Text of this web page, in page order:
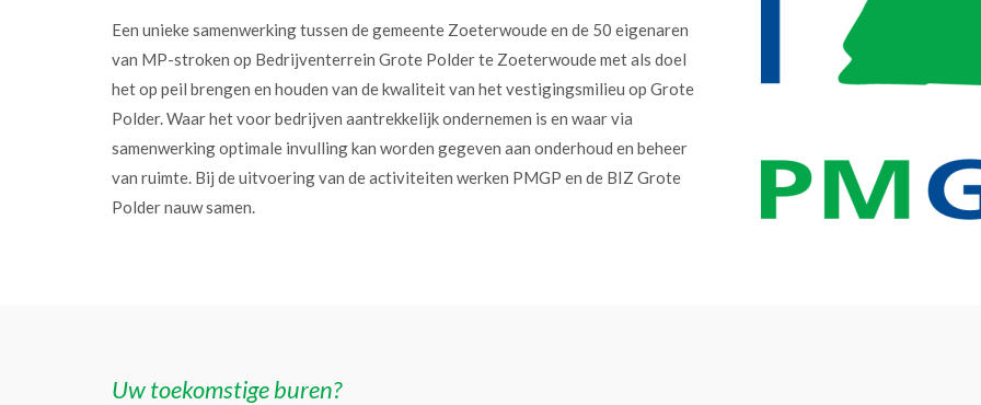
Een unieke samenwerking tussen de gemeente Zoeterwoude en de 50 eigenaren
van MP-stroken op Bedrijventerrein Grote Polder te Zoeterwoude met als doel
het op peil brengen en houden van de kwaliteit van het vestigingsmilieu op Grote
Polder. Waar het voor bedrijven aantrekkelijk ondernemen is en waar via
samenwerking optimale invulling kan worden gegeven aan onderhoud en beheer
van ruimte. Bij de uitvoering van de activiteiten werken PMGP en de BIZ Grote
Polder nauw samen.
Uw toekomstige buren?